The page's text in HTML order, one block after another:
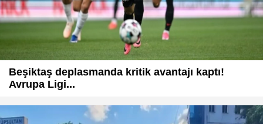
Beşiktaş deplasmanda kritik avantajı kaptı!
Avrupa Ligi...